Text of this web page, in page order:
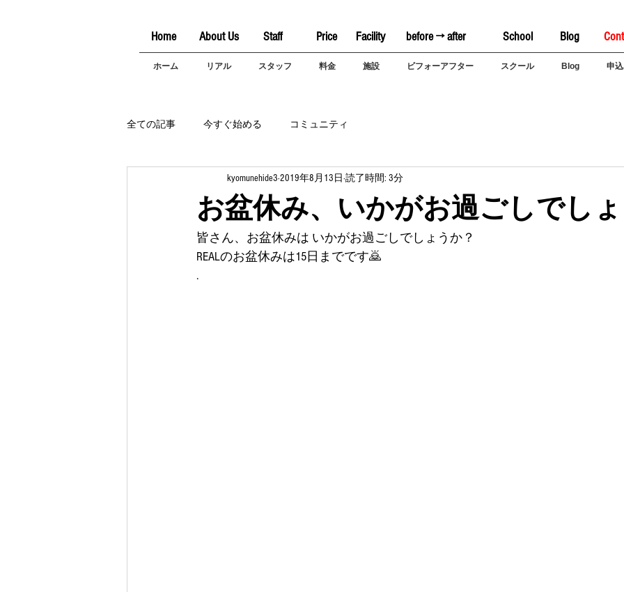
Home About Us Staff Price Facility before → after School Blog
ホーム リアル スタッフ 料金 施設 ビフォーアフター スクール Blog 申
全ての記事 今すぐ始める コミュニティ
お盆休み、いかがお過ごしでし
kyomunehide3 2019年8月13日 読了時間: 3分
皆さん、お盆休みは いかがお過ごしでしょうか？
REALのお盆休みは15日までです🙇
.